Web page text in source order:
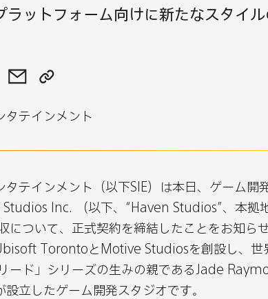
ラットフォーム向けに新たなスタイ
ソ
ー・
タ
ラ
ク
テ
ィ
ブ
ソ
ー・
タ
ラ
ク
テ
ィ
ブ
タテインメント
テインメント（以下SIE）は本日、ゲーム開
Inc. （以下、“Haven Studios”、本拠
について、正式契約を締結したことをお知ら
TorontoとMotive Studiosを創設し、世
ード」シリーズの生みの親であるJade
立したゲーム開発スタジオです。